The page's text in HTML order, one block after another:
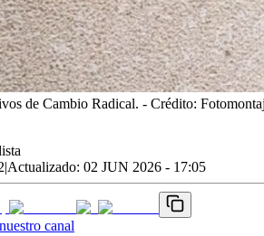
de Cambio Radical. - Crédito:
|Actualizado: 02 JUN 2026 - 17:05
canal